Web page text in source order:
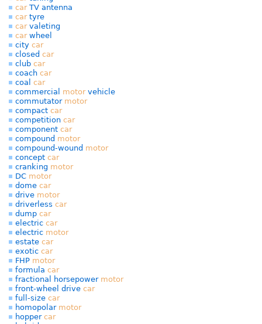
carTV antenna
cartyre
carvaleting
carwheel
city car
closed car
club car
coach car
coal car
commercial motorvehicle
commutator motor
compact car
competition car
component car
compound motor
compound-wound motor
concept car
cranking motor
DC motor
dome car
drive motor
driverless car
dump car
electric car
electric motor
estate car
exotic car
FHP motor
formula car
fractional horsepower motor
front-wheel drive car
full-size car
homopolar motor
hopper car